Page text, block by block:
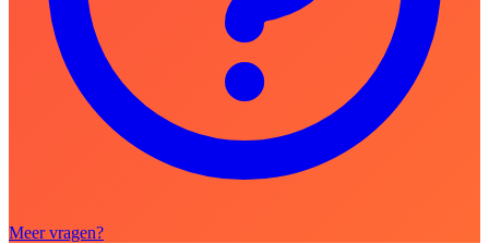
Meer vragen?